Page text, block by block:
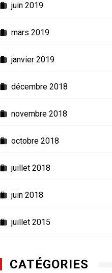
juin 2019
mars 2019
janvier 2019
décembre 2018
novembre 2018
octobre 2018
juillet 2018
juin 2018
juillet 2015
CATÉGORIES